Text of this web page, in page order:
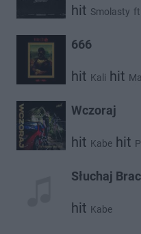
hit Smolasty ft.
666
hit Kali hit
Wczoraj
hit Kabe hit
Słuchaj
hit Kabe